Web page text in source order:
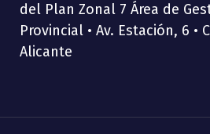
del Plan Zonal 7 Área de
Provincial • Av. Estación, 6 •
Alicante